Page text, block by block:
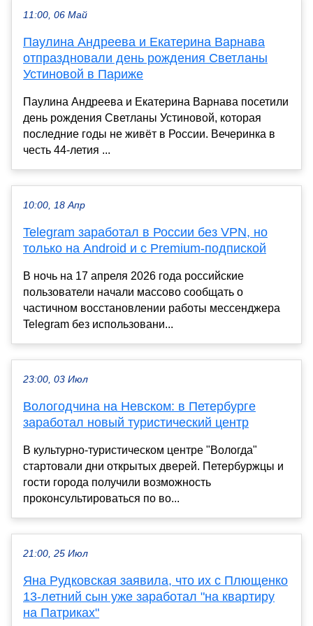
11:00, 06 Май
Паулина Андреева и Екатерина Варнава
отпраздновали день рождения Светланы
Устиновой в Париже
Паулина Андреева и Екатерина Варнава посетили
день рождения Светланы Устиновой, которая
последние годы не живёт в России. Вечеринка в
честь 44-летия ...
10:00, 18 Апр
Telegram заработал в России без VPN, но
только на Android и с Premium-подпиской
В ночь на 17 апреля 2026 года российские
пользователи начали массово сообщать о
частичном восстановлении работы мессенджера
Telegram без использовани...
23:00, 03 Июл
Вологодчина на Невском: в Петербурге
заработал новый туристический центр
В культурно-туристическом центре "Вологда"
стартовали дни открытых дверей. Петербуржцы и
гости города получили возможность
проконсультироваться по во...
21:00, 25 Июл
Яна Рудковская заявила, что их с Плющенко
13-летний сын уже заработал "на квартиру
на Патриках"